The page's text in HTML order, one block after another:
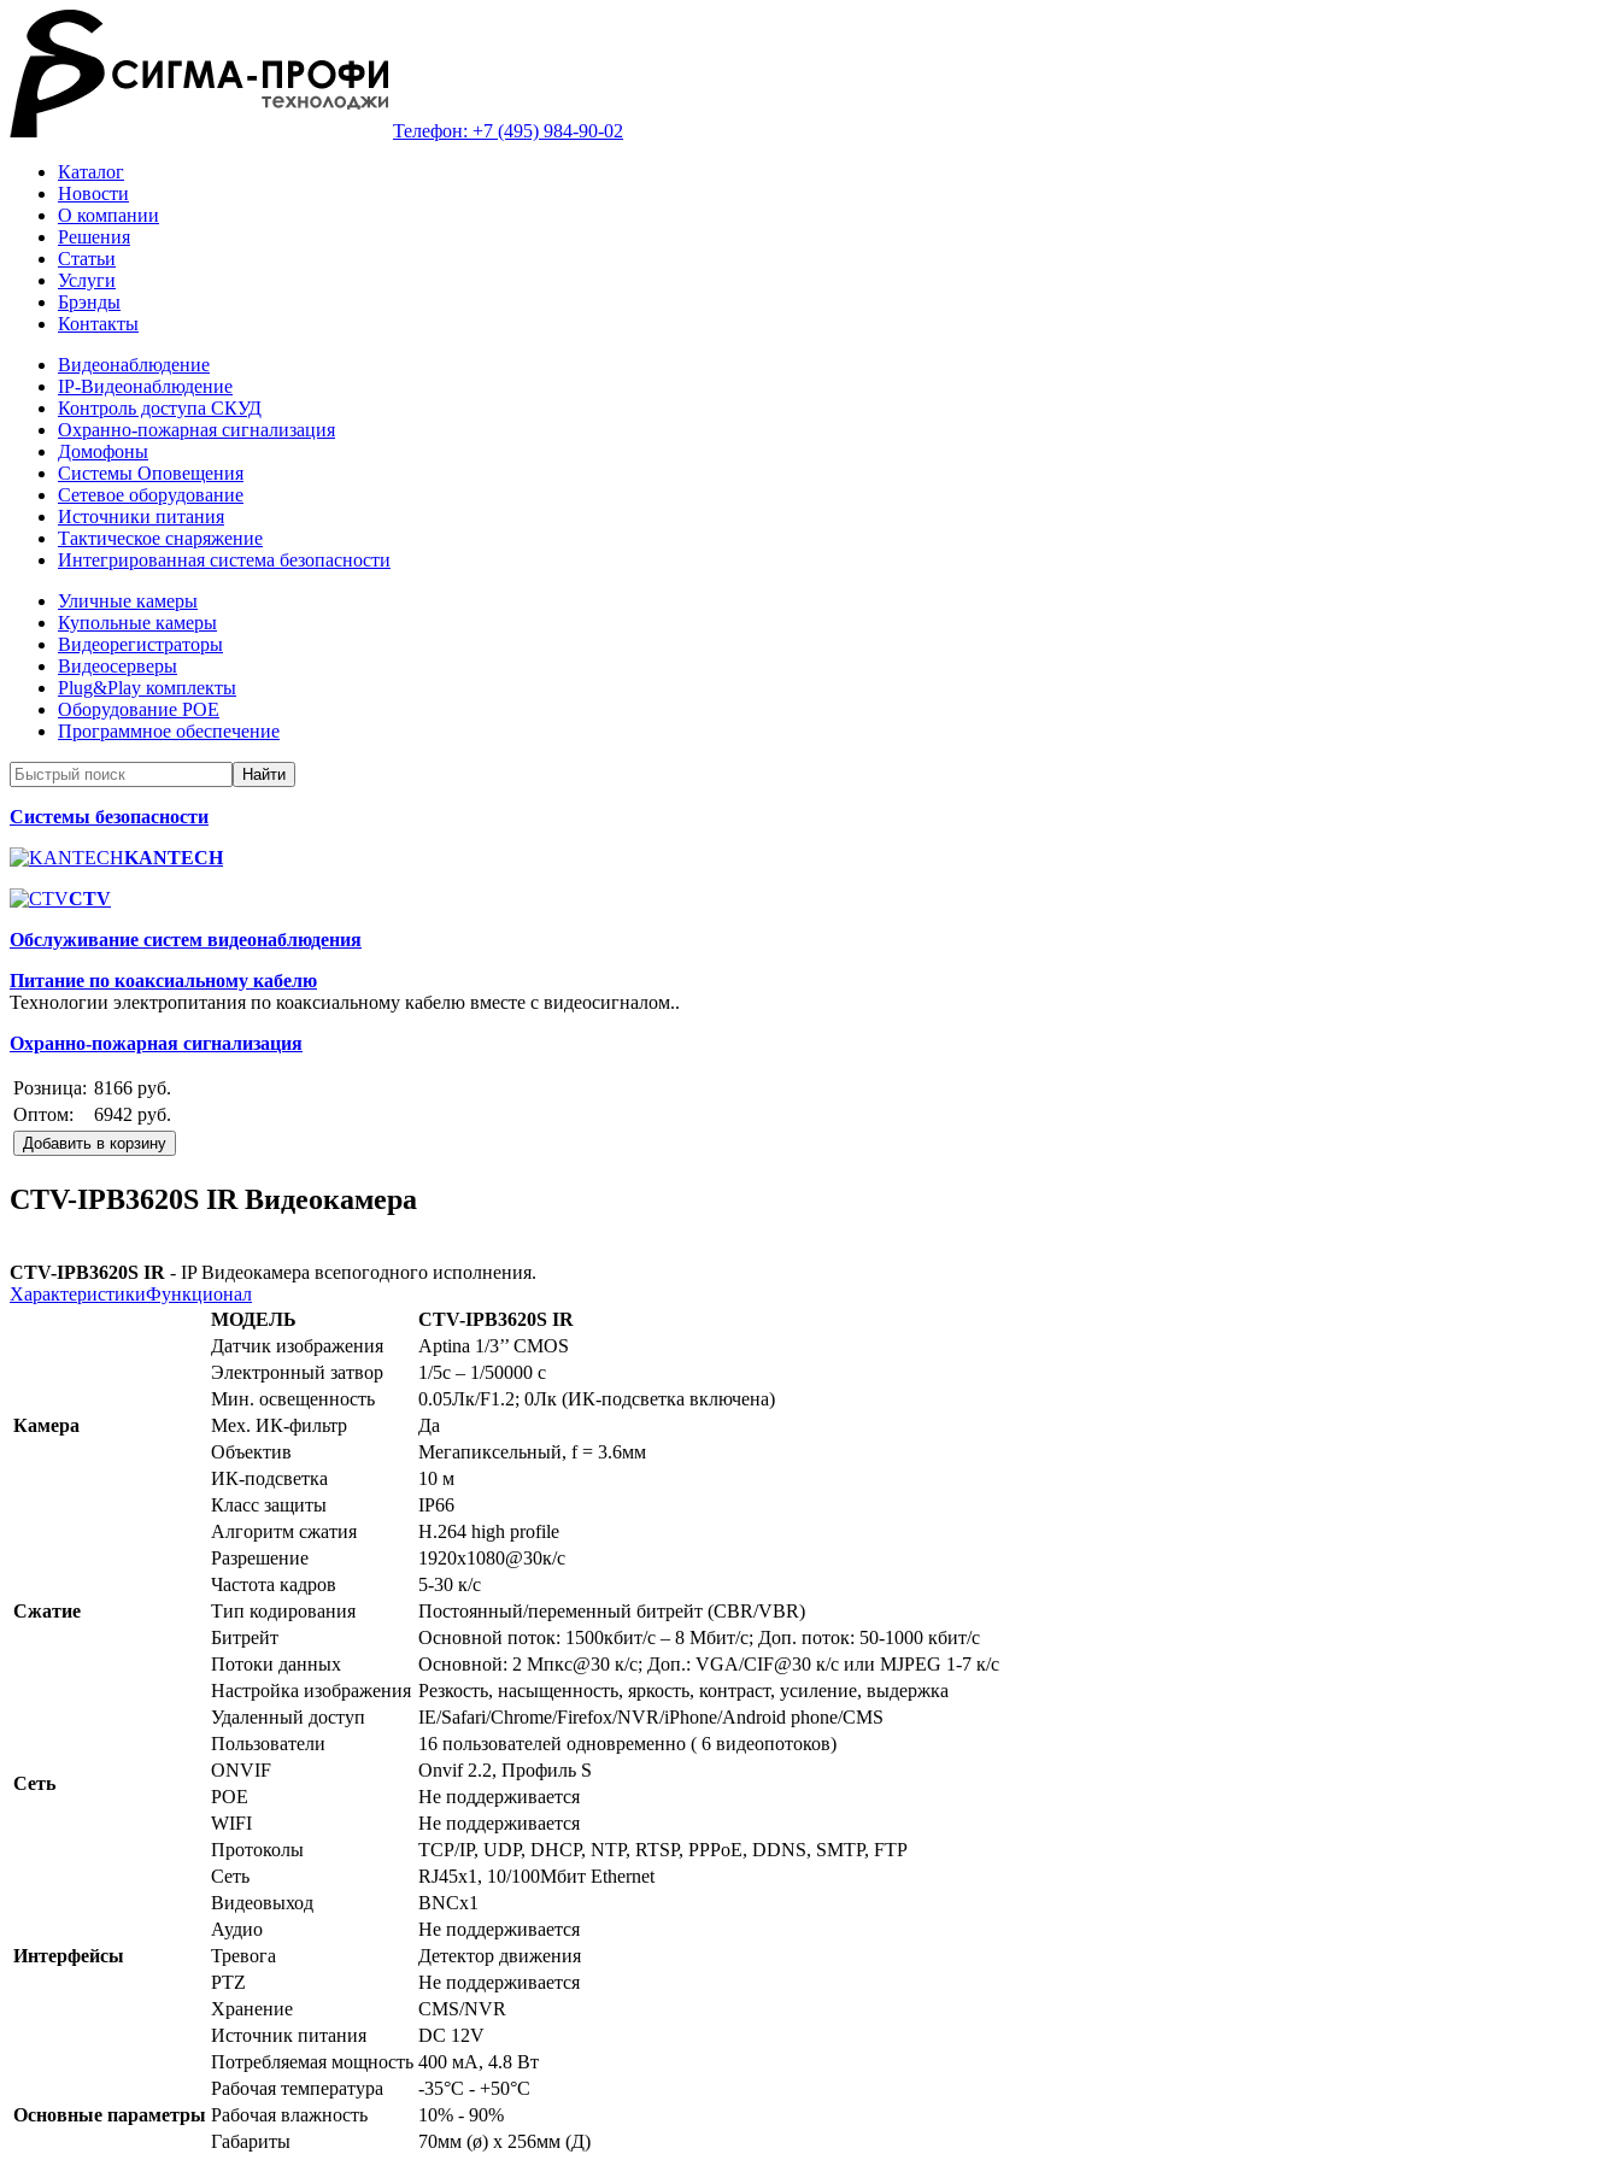
Телефон: +7 (495) 984-90-02
Каталог
Новости
О компании
Решения
Статьи
Услуги
Брэнды
Контакты
Видеонаблюдение
IP-Видеонаблюдение
Контроль доступа СКУД
Охранно-пожарная сигнализация
Домофоны
Системы Оповещения
Сетевое оборудование
Источники питания
Тактическое снаряжение
Интегрированная система безопасности
Уличные камеры
Купольные камеры
Видеорегистраторы
Видеосерверы
Plug&Play комплекты
Оборудование POE
Программное обеспечение
Системы безопасности
KANTECH
CTV
Обслуживание систем видеонаблюдения
Питание по коаксиальному кабелю
Технологии электропитания по коаксиальному кабелю вместе с видеосигналом..
Охранно-пожарная сигнализация
Розница: 8166 руб.
Оптом:
6942 руб.
Добавить в корзину
CTV-IPB3620S IR Видеокамера
CTV-IPB3620S IR - IP Видеокамера всепогодного исполнения.
ХарактеристикиФункционал
МОДЕЛЬ
CTV-IPB3620S IR
Камера
Датчик изображения
Aptina 1/3’’ CMOS
Электронный затвор
1/5c – 1/50000 c
Мин. освещенность
0.05Лк/F1.2; 0Лк (ИК-подсветка включена)
Мех. ИК-фильтр
Да
Объектив
Мегапиксельный, f = 3.6мм
ИК-подсветка
10 м
Класс защиты
IP66
Сжатие
Алгоритм сжатия
H.264 high profile
Разрешение
1920х1080@30к/с
Частота кадров
5-30 к/с
Тип кодирования
Постоянный/переменный битрейт (CBR/VBR)
Битрейт
Основной поток: 1500кбит/с – 8 Мбит/с; Доп. поток: 50-1000 кбит/с
Потоки данных
Основной: 2 Мпкс@30 к/с; Доп.: VGA/CIF@30 к/с или MJPEG 1-7 к/с
Настройка изображения Резкость, насыщенность, яркость, контраст, усиление, выдержка
Сеть
Удаленный доступ
IE/Safari/Chrome/Firefox/NVR/iPhone/Android phone/CMS
Пользователи
16 пользователей одновременно ( 6 видеопотоков)
ONVIF
Onvif 2.2, Профиль S
POE
Не поддерживается
WIFI
Не поддерживается
Протоколы
TCP/IP, UDP, DHCP, NTP, RTSP, PPPoE, DDNS, SMTP, FTP
Интерфейсы
Сеть
RJ45x1, 10/100Мбит Ethernet
Видеовыход
BNCx1
Аудио
Не поддерживается
Тревога
Детектор движения
PTZ
Не поддерживается
Хранение
CMS/NVR
Источник питания
DC 12V
Основные параметры
Потребляемая мощность 400 мА, 4.8 Вт
Рабочая температура
-35°C - +50°C
Рабочая влажность
10% - 90%
Габариты
70мм (ø) х 256мм (Д)